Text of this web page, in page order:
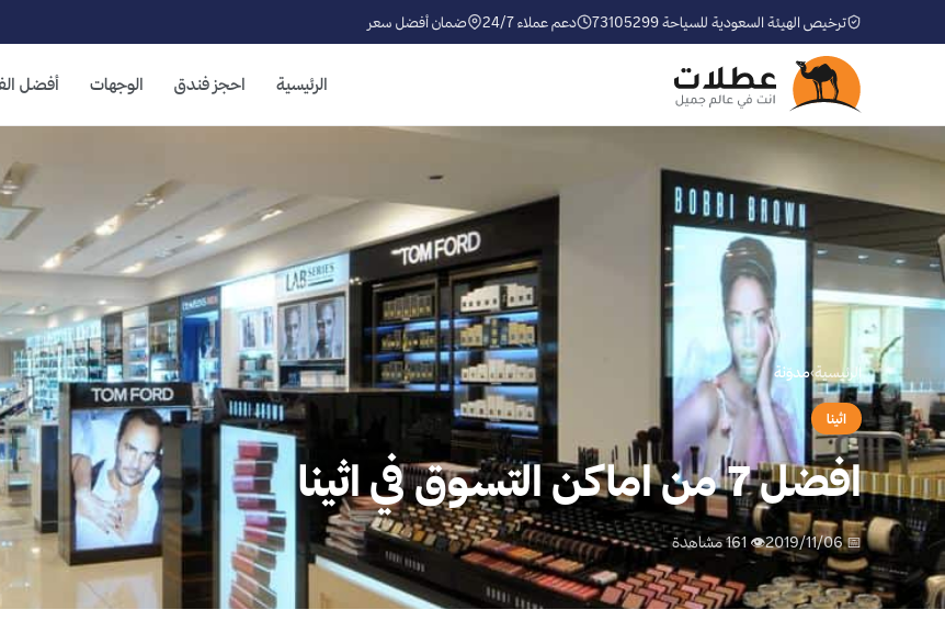
ترخيص الهيئة السعودية للسياحة 73105299 دعم عملاء 24/7 ضمان أفضل سعر
الرئيسية احجز فندق الوجهات أفضل
الرئيسية›مدوّنة
اثينا
افضل 7 من اماكن التسوق في اثينا
📅 2019/11/06 👁 161 مشاهدة